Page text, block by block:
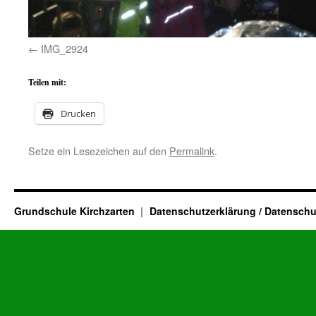
IMG_2924
Teilen mit:
Drucken
Setze ein Lesezeichen auf den Permalink.
Grundschule Kirchzarten Datenschutzerklärung /